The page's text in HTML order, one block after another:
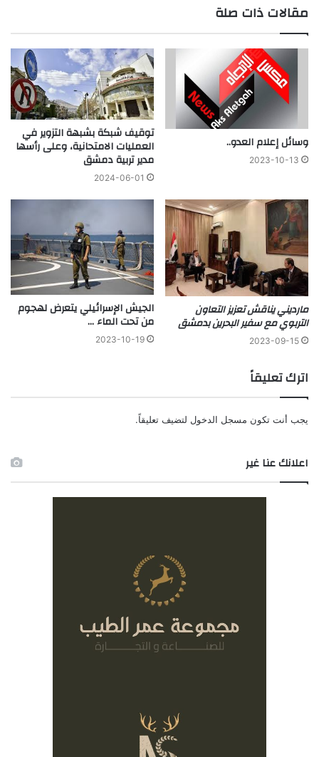
مقالات ذات صلة
وسائل إعلام العدو..
2023-10-13
توقيف شبكة بشبهة التزوير في
العمليات الامتحانية، وعلى رأسها
مدير تربية دمشق
2024-06-01
مارديني يناقش تعزيز التعاون
التربوي مع سفير البحرين بدمشق
2023-09-15
الجيش الإسرائيلي يتعرض لهجوم
من تحت الماء …
2023-10-19
اترك تعليقاً
يجب أنت تكون مسجل الدخول لتضيف تعليقاً.
اعلانك عنا غير